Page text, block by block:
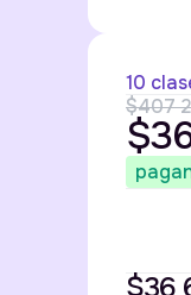
10
$407
$36